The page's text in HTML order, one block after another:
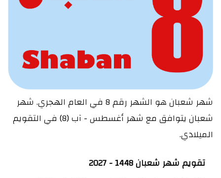
شهر شعبان هو الشهر رقم 8 في العام الهجري. شهر
شعبان يتوافق مع شهر أغسطس - آب (8) في التقويم
الميلادي.
تقويم شهر شعبان 1448 - 2027